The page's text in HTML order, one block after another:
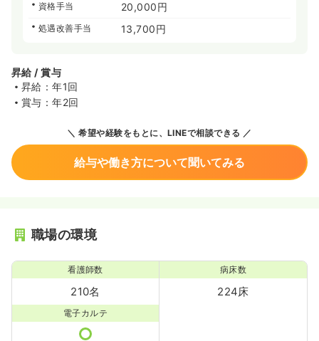
資格手当 20,000円
処遇改善手当 13,700円
昇給 / 賞与
昇給：年1回
賞与：年2回
希望や経験をもとに、LINEで相談できる
給与や働き方について聞いてみる
職場の環境
看護師数
210名
病床数
224床
電子カルテ